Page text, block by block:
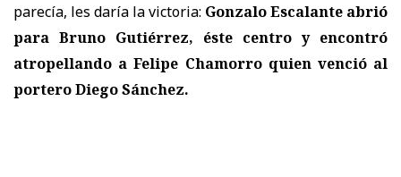
parecía, les daría la victoria: Gonzalo Escalante abrió
para Bruno Gutiérrez, éste centro y encontró
atropellando a Felipe Chamorro quien venció al
portero Diego Sánchez.